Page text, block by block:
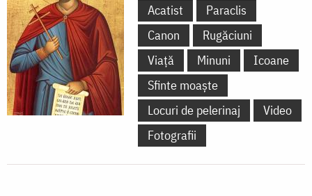
Acatist
Paraclis
Canon
Rugăciuni
Viață
Minuni
Icoane
Sfinte moaște
Locuri de pelerinaj
Video
Fotografii